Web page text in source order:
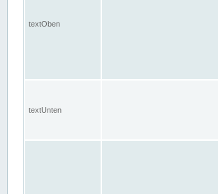
textOben
textUnten